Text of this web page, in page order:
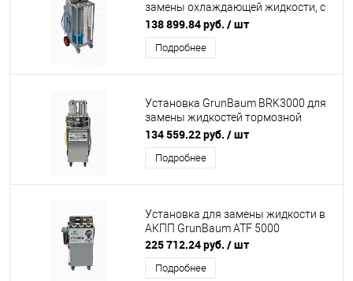
замены охлаждающей жидкости, с
функцией промывки
138 899.84 руб. / шт
Подробнее
Установка GrunBaum BRK3000 для
замены жидкостей тормозной
системы и гидроусилителя руля
134 559.22 руб. / шт
Подробнее
Установка для замены жидкости в
АКПП GrunBaum ATF 5000
225 712.24 руб. / шт
Подробнее